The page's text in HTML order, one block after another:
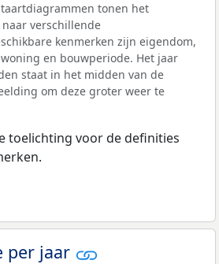
tonen het
verschillende
kenmerken zijn eigendom,
en bouwperiode. Het jaar
staat in het midden van de
om deze groter weer te
toelichting voor de definities
per jaar